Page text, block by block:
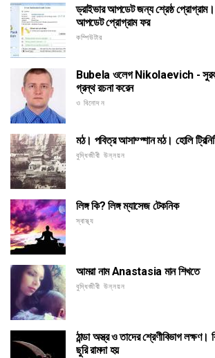
ড্রাইভার আপডেট জন্য শ্রেষ্ঠ প্রোগ্রাম।
আপডেট প্রোগ্রাম ফর
কম্পিউটার
Bubela ওলেগ Nikolaevich - সুরকার,
গ্রন্থ রচনা করেন
ও বিনোদন
মঠ। পবিত্র আসাম্প্শান মঠ। হোলি
বুদ্ধিজীবী উন্নয়ন
লিঙ্গ কি? লিঙ্গ ম্যাসেজ টেকনিক
স্বাস্থ্য
আমরা নাম Anastasia মান শিখতে
বুদ্ধিজীবী উন্নয়ন
ঠান্ডা অস্ত্র ও তাদের শ্রেণীবিভাগ
ছুরি রামদা হয়